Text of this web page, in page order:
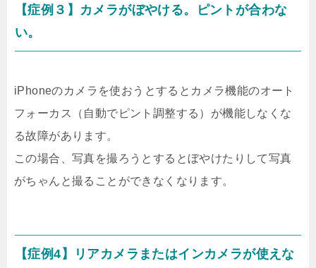
【症例３】カメラがぼやける。ピントが合わな
い。
iPhoneのカメラを使おうとするとカメラ機能のオート
フォーカス（自動でピント調整する）が機能しなくな
る故障があります。
この場合、写真を撮ろうとするとぼやけたりして写真
がちゃんと撮ることができなくなります。
【症例4】リアカメラまたはインカメラが使えな